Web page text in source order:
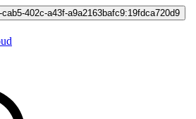
402c-a43f-a9a2163bafc9:19fdca720d9